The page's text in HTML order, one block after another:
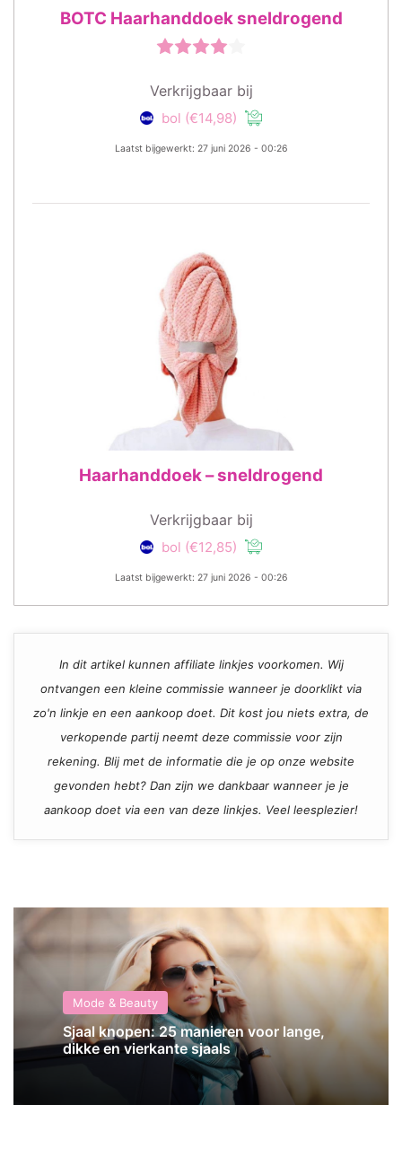
BOTC Haarhanddoek sneldrogend
Verkrijgbaar bij
bol (€14,98)
Laatst bijgewerkt: 27 juni 2026 - 00:26
Haarhanddoek – sneldrogend
Verkrijgbaar bij
bol (€12,85)
Laatst bijgewerkt: 27 juni 2026 - 00:26
In dit artikel kunnen affiliate linkjes voorkomen. Wij
ontvangen een kleine commissie wanneer je doorklikt via
zo'n linkje en een aankoop doet. Dit kost jou niets extra, de
verkopende partij neemt deze commissie voor zijn
rekening. Blij met de informatie die je op onze website
gevonden hebt? Dan zijn we dankbaar wanneer je je
aankoop doet via een van deze linkjes. Veel leesplezier!
Mode & Beauty
Sjaal knopen: 25 manieren voor lange,
dikke en vierkante sjaals